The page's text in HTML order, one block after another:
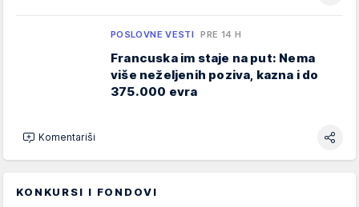
POSLOVNE VESTI PRE 14 H
Francuska im staje na put: Nema
više neželjenih poziva, kazna i do
375.000 evra
Komentariši
KONKURSI I FONDOVI